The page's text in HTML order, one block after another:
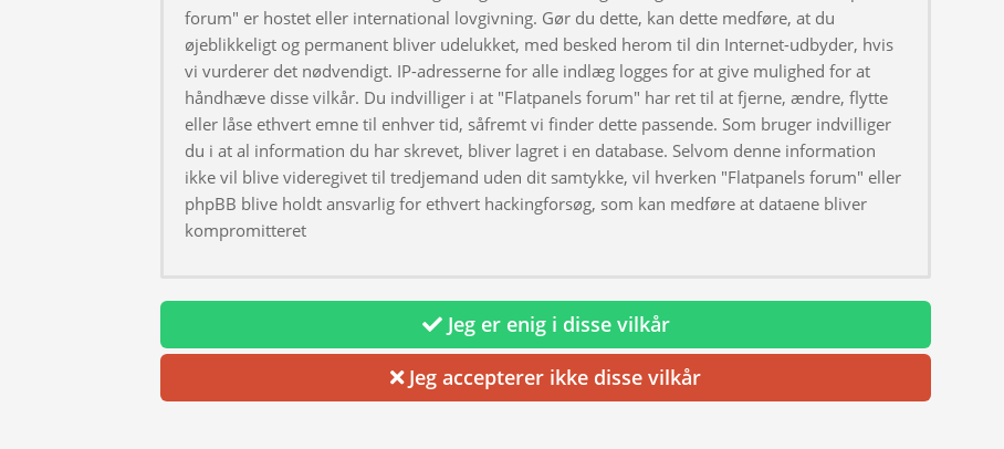
forum" er hostet eller international lovgivning. Gør du dette, kan dette medføre, at du
øjeblikkeligt og permanent bliver udelukket, med besked herom til din Internet-udbyder, hvis
vi vurderer det nødvendigt. IP-adresserne for alle indlæg logges for at give mulighed for at
håndhæve disse vilkår. Du indvilliger i at "Flatpanels forum" har ret til at fjerne, ændre, flytte
eller låse ethvert emne til enhver tid, såfremt vi finder dette passende. Som bruger indvilliger
du i at al information du har skrevet, bliver lagret i en database. Selvom denne information
ikke vil blive videregivet til tredjemand uden dit samtykke, vil hverken "Flatpanels forum" eller
phpBB blive holdt ansvarlig for ethvert hackingforsøg, som kan medføre at dataene bliver
kompromitteret
Jeg er enig i disse vilkår
Jeg accepterer ikke disse vilkår